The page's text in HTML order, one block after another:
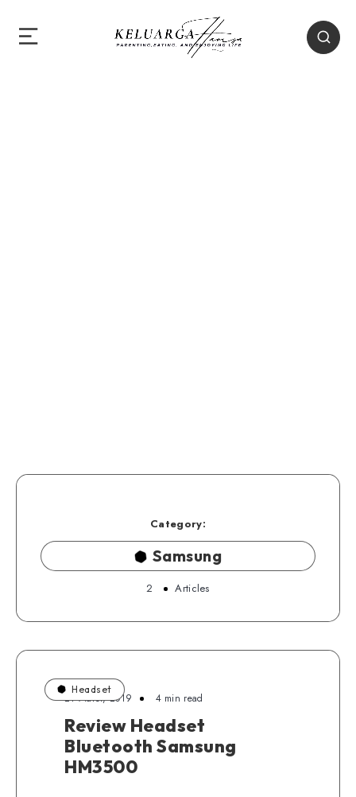
Category:
Samsung
2 Articles
Headset
21 Maret, 2019 4 min read
Review Headset
Bluetooth Samsung
HM3500